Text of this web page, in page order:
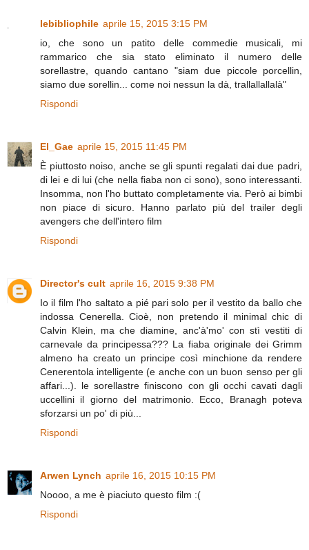
lebibliophile aprile 15, 2015 3:15 PM
io, che sono un patito delle commedie musicali, mi
rammarico che sia stato eliminato il numero delle
sorellastre, quando cantano "siam due piccole porcellin,
siamo due sorellin... come noi nessun la dà, trallallallalà"
Rispondi
El_Gae aprile 15, 2015 11:45 PM
È piuttosto noiso, anche se gli spunti regalati dai due padri,
di lei e di lui (che nella fiaba non ci sono), sono interessanti.
Insomma, non l'ho buttato completamente via. Però ai bimbi
non piace di sicuro. Hanno parlato più del trailer degli
avengers che dell'intero film
Rispondi
Director's cult aprile 16, 2015 9:38 PM
Io il film l'ho saltato a pié pari solo per il vestito da ballo che
indossa Cenerella. Cioè, non pretendo il minimal chic di
Calvin Klein, ma che diamine, anc'à'mo' con stì vestiti di
carnevale da principessa??? La fiaba originale dei Grimm
almeno ha creato un principe così minchione da rendere
Cenerentola intelligente (e anche con un buon senso per gli
affari...). le sorellastre finiscono con gli occhi cavati dagli
uccellini il giorno del matrimonio. Ecco, Branagh poteva
sforzarsi un po' di più...
Rispondi
Arwen Lynch aprile 16, 2015 10:15 PM
Noooo, a me è piaciuto questo film :(
Rispondi